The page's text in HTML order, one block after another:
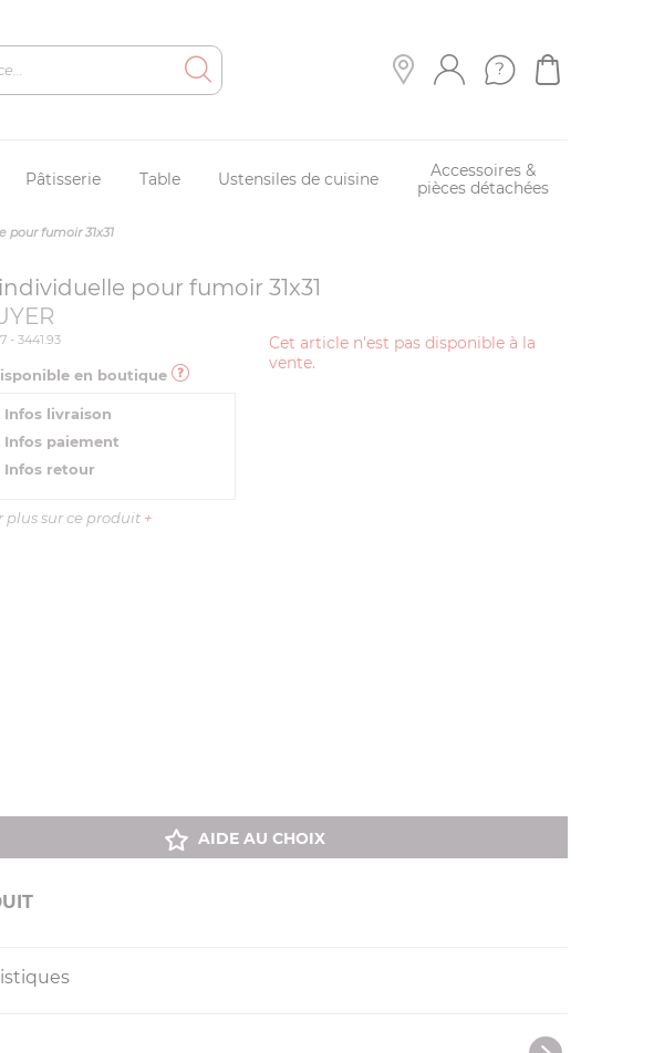
Pâtisserie Table Ustensiles de cuisine
Accessoires &
pièces détachées
pour fumoir 31x31
pour fumoir 31x31
Cet article n'est pas disponible à la
vente.
- 3441.93
en boutique
Infos livraison
Infos paiement
Infos retour
plus sur ce produit +
AIDE AU CHOIX